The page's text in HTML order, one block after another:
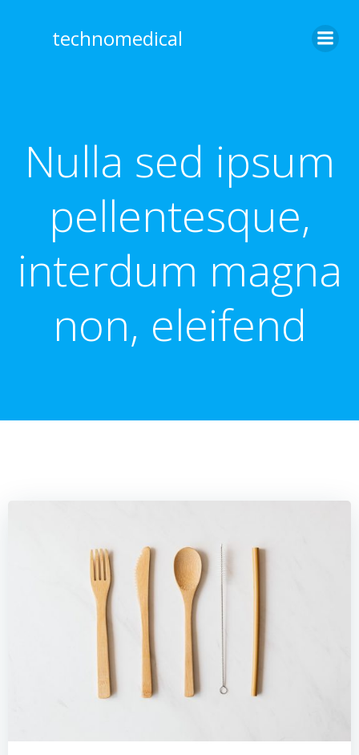
to
content
technomedical
Nulla sed ipsum
pellentesque,
interdum magna
non, eleifend